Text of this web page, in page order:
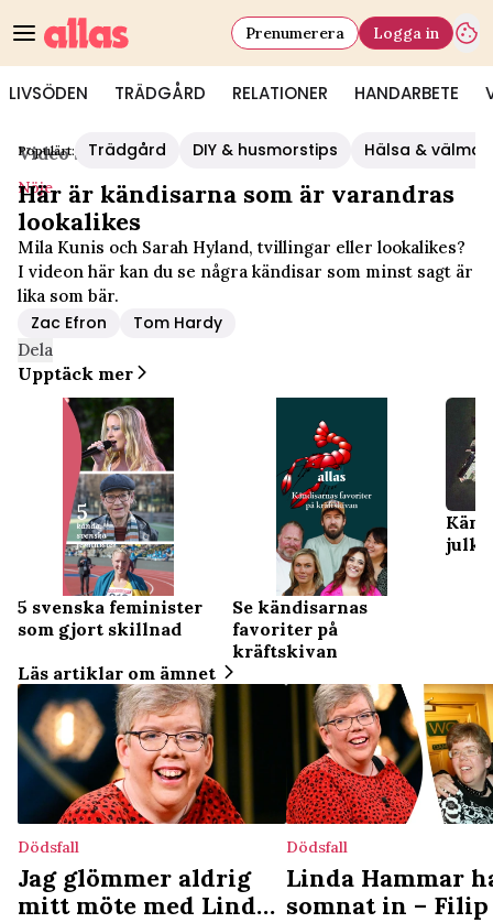
LIVSÖDEN TRÄDGÅRD RELATIONER HANDARBETE
Prenumerera Logga in
Populärt: Trädgård DIY & husmorstips Hälsa &
Video Start/Nöje
Nöje
Här är kändisarna som är varandras
lookalikes
Mila Kunis och Sarah Hyland, tvillingar eller lookalikes?
I videon här kan du se några kändisar som minst sagt är
lika som bär.
Zac Efron Tom Hardy
Dela
Upptäck mer
5 svenska feminister
som gjort skillnad
Se kändisarnas
favoriter på
kräftskivan
Läs artiklar om ämnet
Dödsfall
Jag glömmer aldrig
mitt möte med Linda
Dödsfall
Linda Hammar
somnat in –